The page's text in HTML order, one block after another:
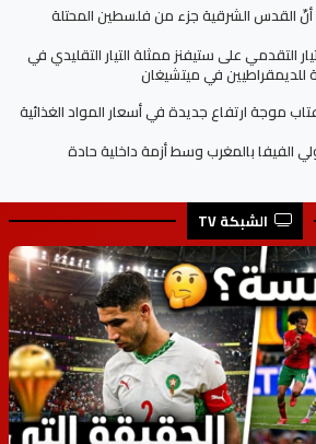
القدس الشرقية جزء من فلسطين المحتلة
التقدمي على ستيفنز ممثلة التيار التقليدي في
للديمقراطيين في ميتشيغان
موجة ارتفاع جديدة في أسعار المواد الغذائية
الفيفا بالمغرب وسط أزمة داخلية حادة
الشبكة TV